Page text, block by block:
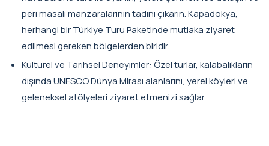
peri masalı manzaralarının tadını çıkarın. Kapadokya,
herhangi bir Türkiye Turu Paketinde mutlaka ziyaret
edilmesi gereken bölgelerden biridir.
Kültürel ve Tarihsel Deneyimler: Özel turlar, kalabalıkların
dışında UNESCO Dünya Mirası alanlarını, yerel köyleri ve
geleneksel atölyeleri ziyaret etmenizi sağlar.